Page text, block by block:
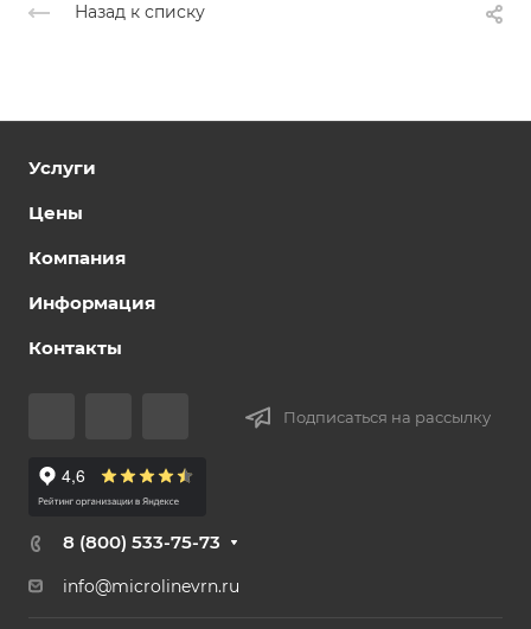
Назад к списку
Услуги
Цены
Компания
Информация
Контакты
Подписаться на рассылку
8 (800) 533-75-73
info@microlinevrn.ru